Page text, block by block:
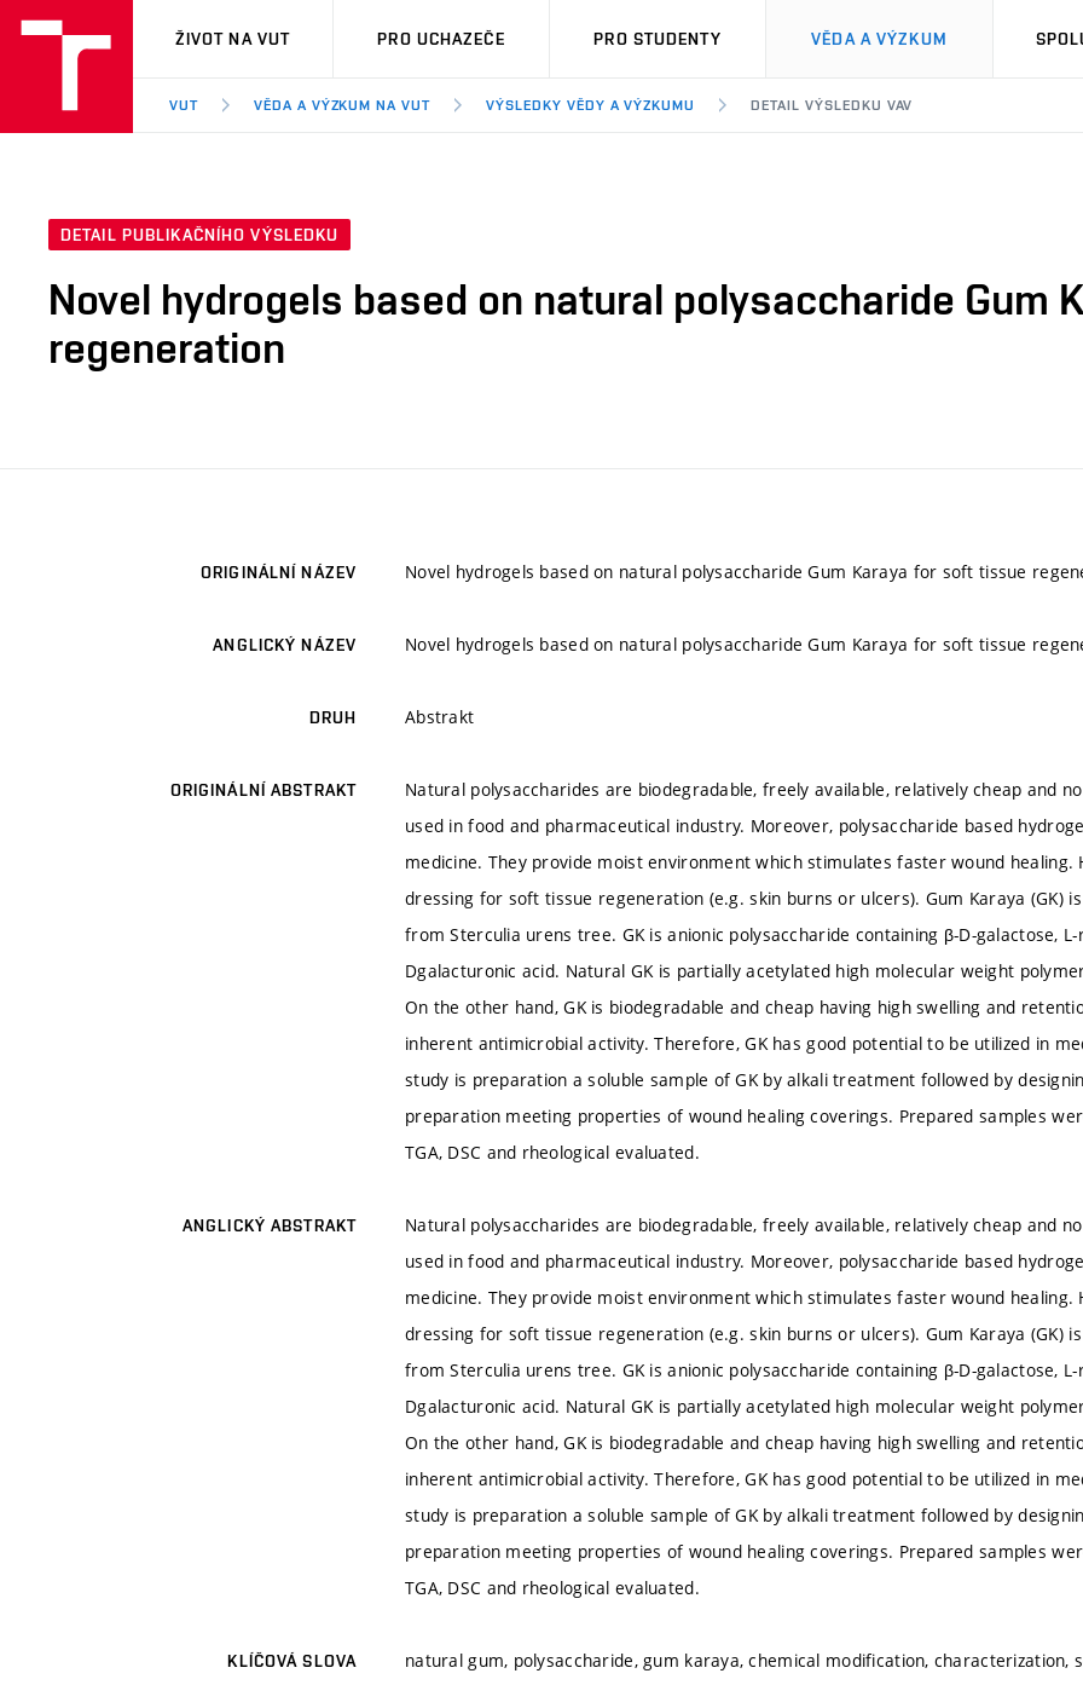
VUT
ŽIVOT NA VUT PRO UCHAZEČE PRO STUDENTY VĚDA A VÝZKUM
VUT VĚDA A VÝZKUM NA VUT VÝSLEDKY VĚDY A VÝZKUMU DETAIL VÝSLEDKU VAV
DETAIL PUBLIKAČNÍHO VÝSLEDKU
Novel hydrogels based on natural polysaccharide Gum
regeneration
ORIGINÁLNÍ NÁZEV Novel hydrogels based on natural polysaccharide Gum Karaya for soft tissue
ANGLICKÝ NÁZEV Novel hydrogels based on natural polysaccharide Gum Karaya for soft tissue
DRUH Abstrakt
ORIGINÁLNÍ ABSTRAKT
Natural polysaccharides are biodegradable, freely available, relatively cheap and
used in food and pharmaceutical industry. Moreover, polysaccharide based
medicine. They provide moist environment which stimulates faster wound healing.
dressing for soft tissue regeneration (e.g. skin burns or ulcers). Gum Karaya (GK)
from Sterculia urens tree. GK is anionic polysaccharide containing β-D-galactose,
Dgalacturonic acid. Natural GK is partially acetylated high molecular weight
On the other hand, GK is biodegradable and cheap having high swelling and
inherent antimicrobial activity. Therefore, GK has good potential to be utilized in
study is preparation a soluble sample of GK by alkali treatment followed by
preparation meeting properties of wound healing coverings. Prepared samples
TGA, DSC and rheological evaluated.
ANGLICKÝ ABSTRAKT
Natural polysaccharides are biodegradable, freely available, relatively cheap and
used in food and pharmaceutical industry. Moreover, polysaccharide based
medicine. They provide moist environment which stimulates faster wound healing.
dressing for soft tissue regeneration (e.g. skin burns or ulcers). Gum Karaya (GK)
from Sterculia urens tree. GK is anionic polysaccharide containing β-D-galactose,
Dgalacturonic acid. Natural GK is partially acetylated high molecular weight
On the other hand, GK is biodegradable and cheap having high swelling and
inherent antimicrobial activity. Therefore, GK has good potential to be utilized in
study is preparation a soluble sample of GK by alkali treatment followed by
preparation meeting properties of wound healing coverings. Prepared samples
TGA, DSC and rheological evaluated.
KLÍČOVÁ SLOVA natural gum, polysaccharide, gum karaya, chemical modification, characterization,